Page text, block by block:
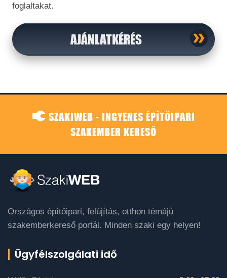
foglaltakat.
AJÁNLATKÉRÉS
SZAKIWEB - INGYENES ÉPÍTŐIPARI
SZAKEMBER KERESŐ
Országos építőipari, felújítás, otthon témájú
szakemberkereső portál. Minden szaki egy helyen!
Ügyfélszolgálati idő